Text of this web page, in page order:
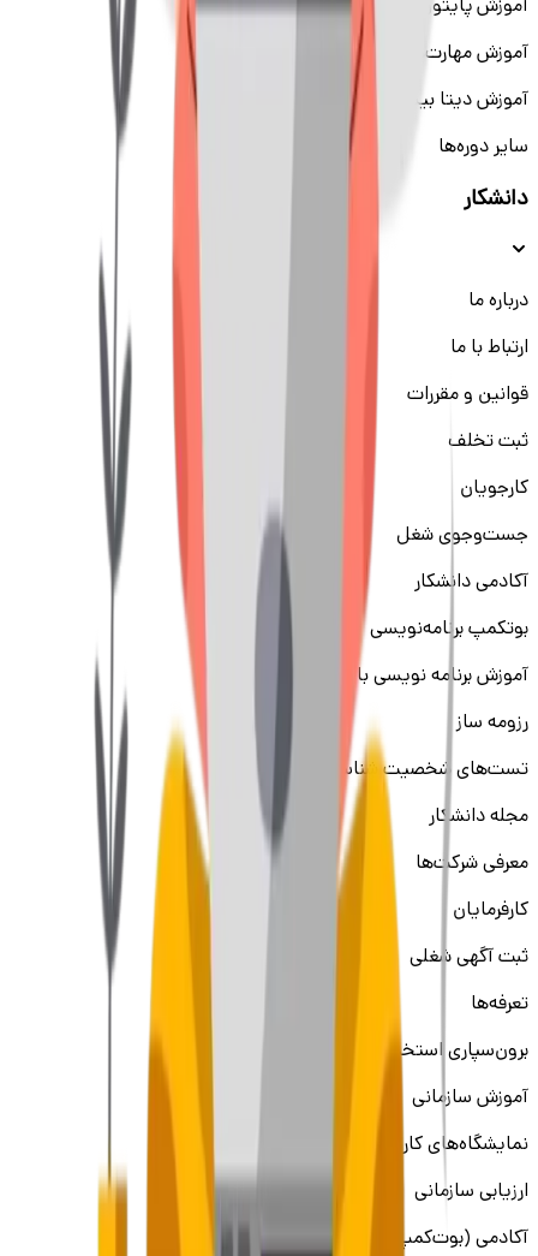
آموزش پایتون
آموزش مهارت‌های نرم
آموزش دیتا بیس
سایر دوره‌ها
دانشکار
درباره ما
ارتباط با ما
قوانین و مقررات
ثبت تخلف
کارجویان
جست‌و‌جوی شغل
آکادمی دانشکار
بوتکمپ برنامه‌نویسی
آموزش برنامه نویسی با اسکیل‌کمپ
رزومه ساز
تست‌های شخصیت شناسی
مجله دانشکار
معرفی شرکت‌ها
کارفرمایان
ثبت آگهی شغلی
تعرفه‌ها
برون‌سپاری استخدام
آموزش سازمانی
نمایشگاه‌های کار
ارزیابی سازمانی
آکادمی (بوت‌کمپ)